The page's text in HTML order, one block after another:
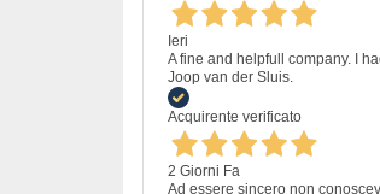
Ieri
A fine and helpfull company. I
Joop van der Sluis.
Acquirente verificato
2 Giorni Fa
Ad essere sincero non